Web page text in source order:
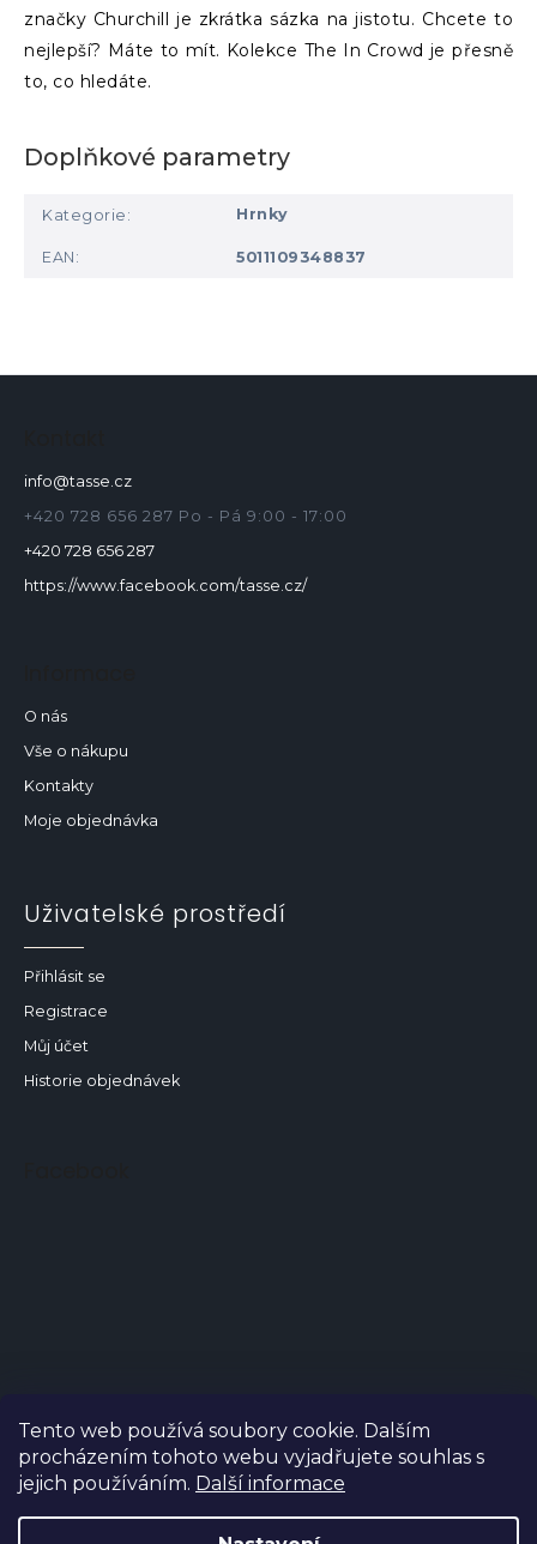
Tento web používá soubory cookie. Dalším
procházením tohoto webu vyjadřujete souhlas s
jejich používáním. Další informace
značky Churchill je zkrátka sázka na jistotu. Chcete to
nejlepší? Máte to mít. Kolekce The In Crowd je přesně
to, co hledáte.
Doplňkové parametry
Kategorie : Hrnky
EAN : 5011109348837
Z
info@tasse.cz
+420 728 656 287 Po - Pá 9:00 - 17:00
+420 728 656 287
https://www.facebook.com/tasse.cz/
O nás
Vše o nákupu
Kontakty
Moje objednávka
Uživatelské prostředí
Přihlásit se
Registrace
Můj účet
Historie objednávek
Copyright 2026Tasse.cz. Všechna práva vyhrazena.